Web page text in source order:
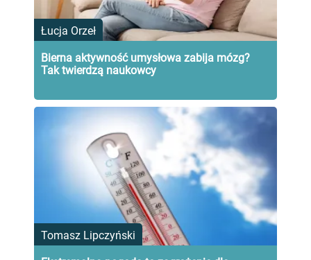
Łucja Orzeł
Bierna aktywność umysłowa zabija mózg?
Tak twierdzą naukowcy
Tomasz Lipczyński